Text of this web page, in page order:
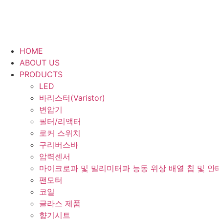
HOME
ABOUT US
PRODUCTS
LED
바리스터(Varistor)
변압기
필터/리액터
로커 스위치
구리버스바
압력센서
마이크로파 및 밀리미터파 능동 위상 배열 칩 및 안
팬모터
코일
글라스 제품
향기시트